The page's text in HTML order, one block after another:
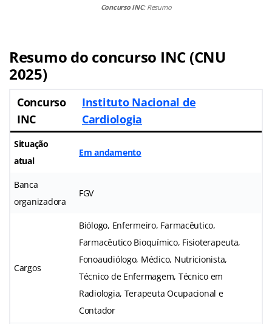
Concurso INC: Resumo
Resumo do concurso INC (CNU
2025)
Concurso
INC
Instituto Nacional de
Cardiologia
Situação
atual
Em andamento
Banca
organizadora
FGV
Cargos
Biólogo, Enfermeiro, Farmacêutico,
Farmacêutico Bioquímico, Fisioterapeuta,
Fonoaudiólogo, Médico, Nutricionista,
Técnico de Enfermagem, Técnico em
Radiologia, Terapeuta Ocupacional e
Contador